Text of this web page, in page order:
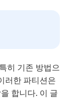
히 기존 방법으
러한 파티션은
합니다. 이 글